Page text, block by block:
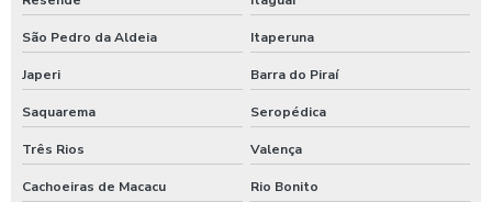
Higienização de carros preço
Lava ônibus
Lava rápido self service em posto de gasolina
São Pedro da Aldeia Itaperuna
Japeri Barra do Piraí
Saquarema Seropédica
Três Rios Valença
Cachoeiras de Macacu Rio Bonito